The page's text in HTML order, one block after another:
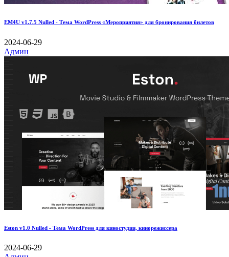
EM4U v1.7.5 Nulled - Тема WordPress «Мероприятия» для бронирования билетов
2024-06-29
Админ
Eston v1.0 Nulled - Тема WordPress для киностудии, кинорежиссера
2024-06-29